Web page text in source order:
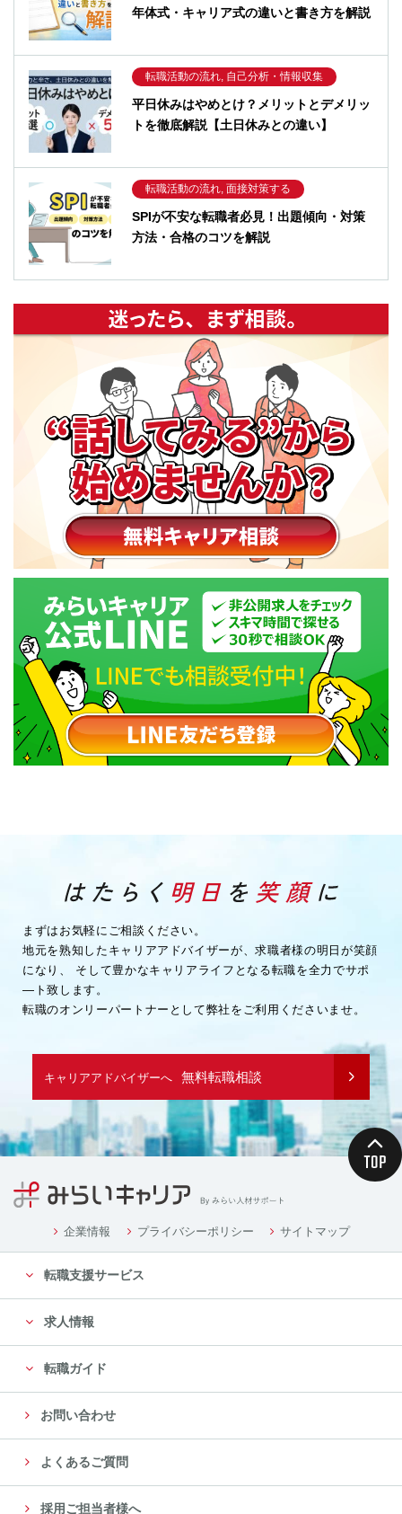
年体式・キャリア式の違いと書き方を解説
転職活動の流れ, 自己分析・情報収集
平日休みはやめとけ？メリットとデメリッ
トを徹底解説【土日休みとの違い】
転職活動の流れ, 面接対策する
SPIが不安な転職者必見！出題傾向・対策
方法・合格のコツを解説
まずはお気軽にご相談ください。
地元を熟知したキャリアアドバイザーが、求職者様の明日が笑顔
になり、
そして豊かなキャリアライフとなる転職を全力でサポ
―ト致します。
転職のオンリーパートナーとして弊社をご利用くださいませ。
キャリアアドバイザーへ 無料転職相談
企業情報 プライバシーポリシー サイトマップ
転職支援サービス
求人情報
転職ガイド
お問い合わせ
よくあるご質問
採用ご担当者様へ